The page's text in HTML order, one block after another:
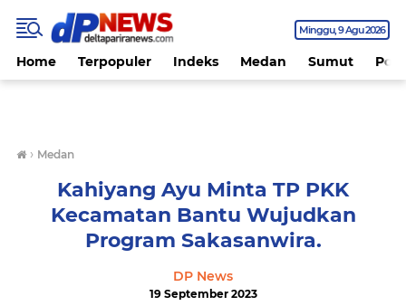
Minggu 9 Agu 2026
Home Terpopuler Indeks Medan Sumut
› Medan
Kahiyang Ayu Minta TP PKK
Kecamatan Bantu Wujudkan
Program Sakasanwira.
DP News
19 September 2023